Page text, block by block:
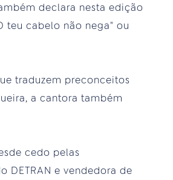
declara nesta edição
teu cabelo não nega" ou
traduzem preconceitos
a cantora também
cedo pelas
e vendedora de